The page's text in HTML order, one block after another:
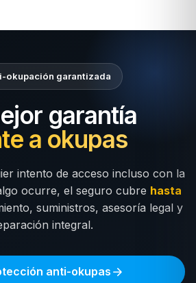
okupación garantizada
garantía
a okupas
intento de acceso incluso con la
ocurre, el seguro cubre hasta
suministros, asesoría legal y
integral.
anti-okupas